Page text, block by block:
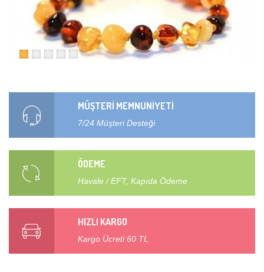
MÜŞTERİ MEMNUNİYETİ
7/24 Müşteri Desteği
ÖDEME
Havale / EFT, Kapıda Ödeme
HIZLI KARGO
Kargo Ücreti 60 TL